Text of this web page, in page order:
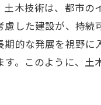
木技術は、都市の
した建設が、持続
的な発展を視野に
。このように、土